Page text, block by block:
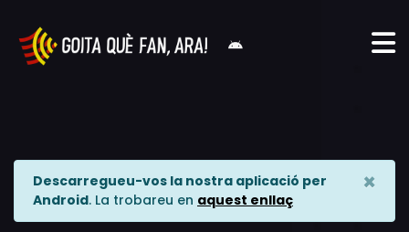
Descarregueu-vos la nostra aplicació per
Android. La trobareu en aquest enllaç
×